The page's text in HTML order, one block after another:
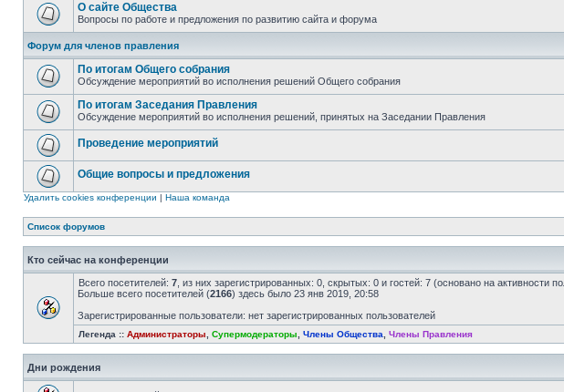
О сайте Общества
Вопросы по работе и предложения по развитию сайта и форума
Форум для членов правления
По итогам Общего собрания
Обсуждение мероприятий во исполнения решений Общего собрания
По итогам Заседания Правления
Обсуждение мероприятий во исполнения решений, принятых на Заседании Правления
Проведение мероприятий
Общие вопросы и предложения
Удалить cookies конференции | Наша команда
Список форумов
Кто сейчас на конференции
Всего посетителей: 7 , из них зарегистрированных: 0, скрытых: 0 и гостей: 7 (основано на активности
Больше всего посетителей (2166) здесь было 23 янв 2019, 20:58
Зарегистрированные пользователи: нет зарегистрированных пользователей
Легенда :: Администраторы Супермодераторы Члены Общества Члены Правления
Дни рождения